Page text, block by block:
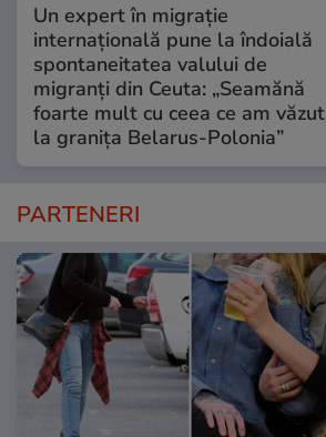
Un expert în migrație
internațională pune la îndoială
spontaneitatea valului de
migranți din Ceuta: „Seamănă
foarte mult cu ceea ce am văzut
la granița Belarus-Polonia”
PARTENERI